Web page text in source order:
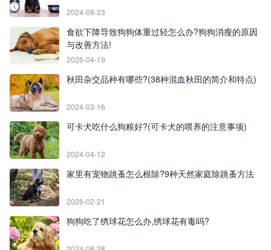
2024-08-23
食欲下降导致狗狗体重过轻怎么办?狗狗消瘦的原因
与改善方法!
2026-04-19
秋田杂交品种有哪些?(38种混血秋田的简介和特点)
2024-03-16
可卡犬吃什么狗粮好?(可卡犬的喂养的注意事项)
2024-04-12
家里有宠物跳蚤怎么根除?9种天然家庭除跳蚤方法
2026-02-21
狗狗吃了绣球花怎么办,绣球花有毒吗?